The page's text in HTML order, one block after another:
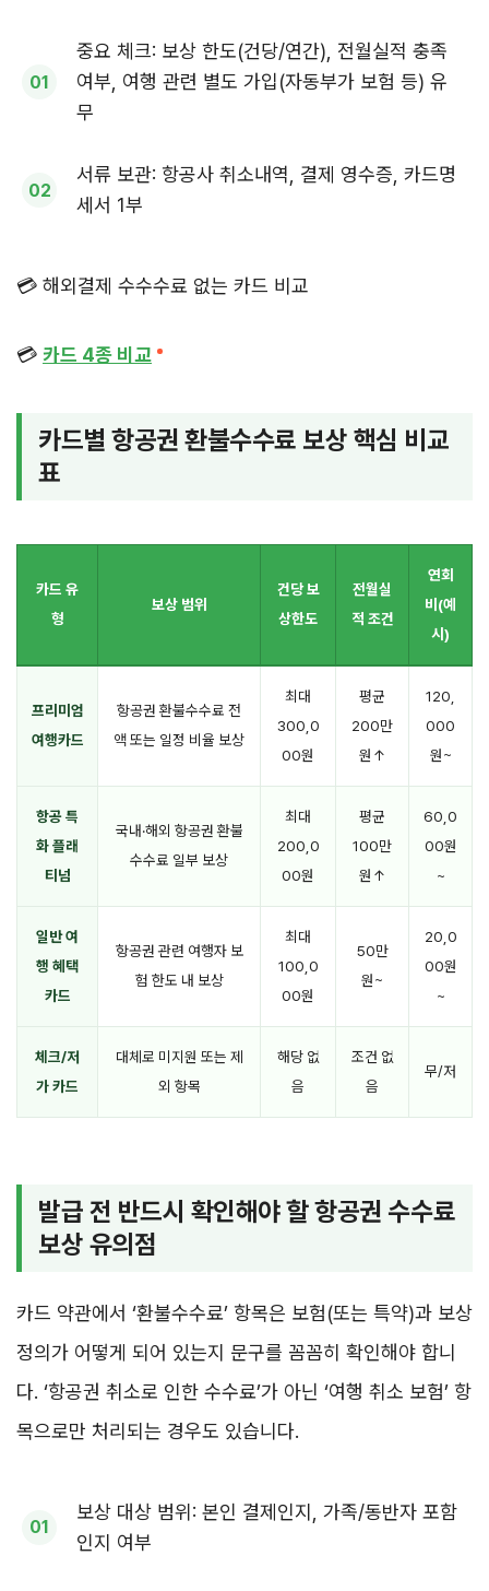
중요 체크: 보상 한도(건당/연간), 전월실적 충족
여부, 여행 관련 별도 가입(자동부가 보험 등) 유
무
서류 보관: 항공사 취소내역, 결제 영수증, 카드명
세서 1부
💳 해외결제 수수수료 없는 카드 비교
💳 카드 4종 비교
카드별 항공권 환불수수료 보상 핵심 비교
표
카드 유
형
보상 범위
건당 보
상한도
전월실
적 조건
연회
비(예
시)
프리미엄
여행카드
항공권 환불수수료 전
액 또는 일정 비율 보상
최대
300,0
00원
평균
200만
원↑
120,
000
원~
항공 특
화 플래
티넘
국내·해외 항공권 환불
수수료 일부 보상
최대
200,0
00원
평균
100만
원↑
60,0
00원
~
일반 여
행 혜택
카드
항공권 관련 여행자 보
험 한도 내 보상
최대
100,0
00원
50만
원~
20,0
00원
~
체크/저
가 카드
대체로 미지원 또는 제
외 항목
해당 없
음
조건 없
음
무/저
발급 전 반드시 확인해야 할 항공권 수수료
보상 유의점
카드 약관에서 ‘환불수수료’ 항목은 보험(또는 특약)과 보상
정의가 어떻게 되어 있는지 문구를 꼼꼼히 확인해야 합니
다. ‘항공권 취소로 인한 수수료’가 아닌 ‘여행 취소 보험’ 항
목으로만 처리되는 경우도 있습니다.
보상 대상 범위: 본인 결제인지, 가족/동반자 포함
인지 여부